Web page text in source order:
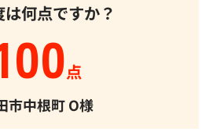
何点ですか？
点
市中根町O様